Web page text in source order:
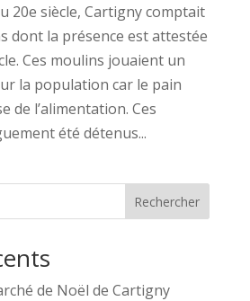
20e siècle, Cartigny comptait
dont la présence est attestée
Ces moulins jouaient un
la population car le pain
de l’alimentation. Ces
été détenus...
Rechercher
de Noël de Cartigny